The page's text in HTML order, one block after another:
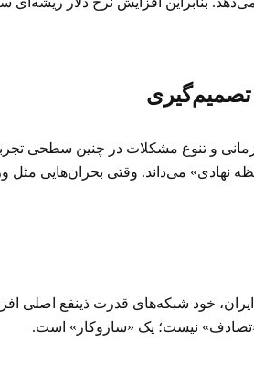
و تنوع مشکلات در چنین سطحی
نهادی» می‌داند. وقتی بحران‌هایی
خود شبکه‌های قدرت ذینفع
«تصادف» نیست؛ یک «سازوکار» است.